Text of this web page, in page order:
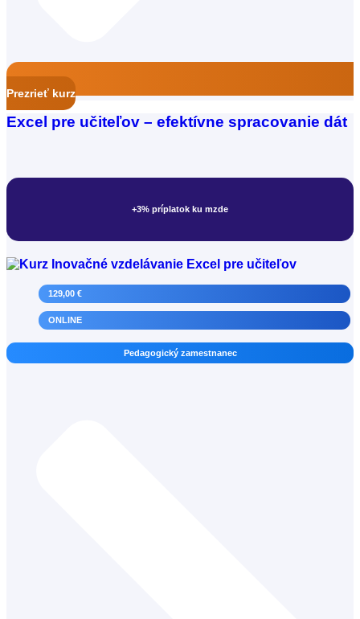
Prezrieť kurz
Excel pre učiteľov – efektívne spracovanie dát
+3% príplatok ku mzde
129,00 €
ONLINE
Pedagogický zamestnanec